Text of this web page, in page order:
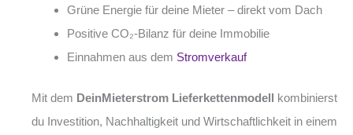
Grüne Energie für deine Mieter – direkt vom Dach
Positive CO₂-Bilanz für deine Immobilie
Einnahmen aus dem Stromverkauf
Mit dem DeinMieterstrom Lieferkettenmodell kombinierst
du Investition, Nachhaltigkeit und Wirtschaftlichkeit in einem